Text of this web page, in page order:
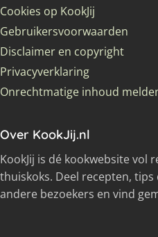
Cookies op KookJij
Gebruikersvoorwaarden
Disclaimer en copyright
Privacyverklaring
Onrechtmatige inhoud
Over KookJij.nl
KookJij is dé kookwebsite vol
thuiskoks. Deel recepten,
andere bezoekers en vind